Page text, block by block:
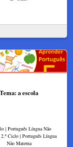
Tema: a escola
| Português Língua Não
Ciclo | Português Língua
Não Materna